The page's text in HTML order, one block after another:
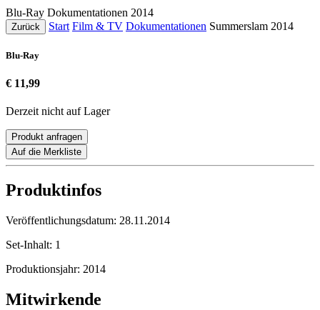
Blu-Ray Dokumentationen 2014
Zurück Start Film & TV Dokumentationen Summerslam 2014
Blu-Ray
€ 11,99
Derzeit nicht auf Lager
Produkt anfragen
Auf die Merkliste
Produktinfos
Veröffentlichungsdatum: 28.11.2014
Set-Inhalt: 1
Produktionsjahr: 2014
Mitwirkende